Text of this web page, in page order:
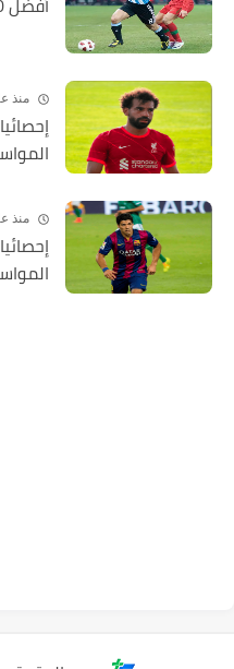
منذ عام
المواسم
منذ عام
المواسم